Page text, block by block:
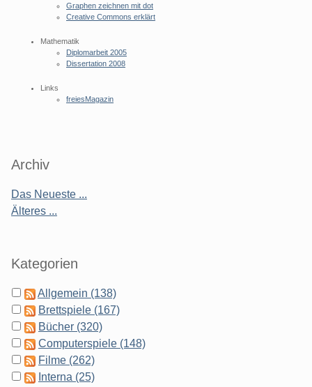
Graphen zeichnen mit dot
Creative Commons erklärt
Mathematik
Diplomarbeit 2005
Dissertation 2008
Links
freiesMagazin
Archiv
Das Neueste ...
Älteres ...
Kategorien
Allgemein (138)
Brettspiele (167)
Bücher (320)
Computerspiele (148)
Filme (262)
Interna (25)